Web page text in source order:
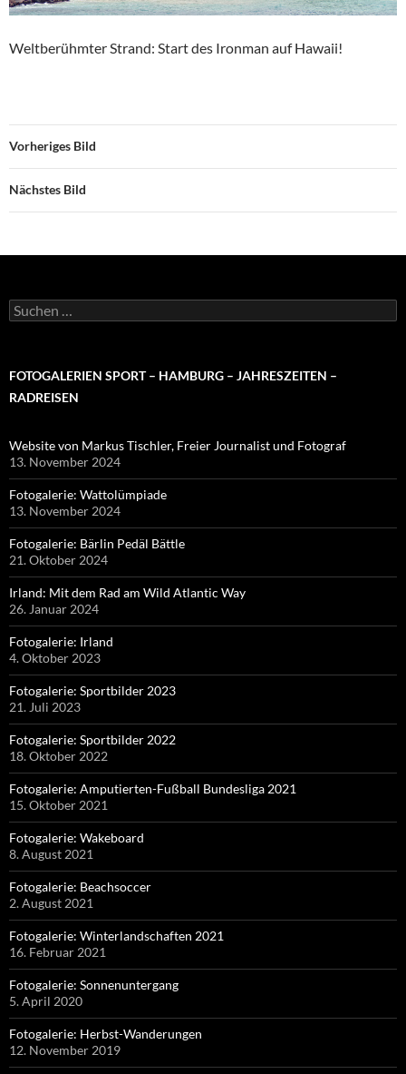
Weltberühmter Strand: Start des Ironman auf Hawaii!
Vorheriges Bild
Nächstes Bild
Suchen
nach:
FOTOGALERIEN SPORT – HAMBURG – JAHRESZEITEN –
RADREISEN
Website von Markus Tischler, Freier Journalist und Fotograf
13. November 2024
Fotogalerie: Wattolümpiade
13. November 2024
Fotogalerie: Bärlin Pedäl Bättle
21. Oktober 2024
Irland: Mit dem Rad am Wild Atlantic Way
26. Januar 2024
Fotogalerie: Irland
4. Oktober 2023
Fotogalerie: Sportbilder 2023
21. Juli 2023
Fotogalerie: Sportbilder 2022
18. Oktober 2022
Fotogalerie: Amputierten-Fußball Bundesliga 2021
15. Oktober 2021
Fotogalerie: Wakeboard
8. August 2021
Fotogalerie: Beachsoccer
2. August 2021
Fotogalerie: Winterlandschaften 2021
16. Februar 2021
Fotogalerie: Sonnenuntergang
5. April 2020
Fotogalerie: Herbst-Wanderungen
12. November 2019